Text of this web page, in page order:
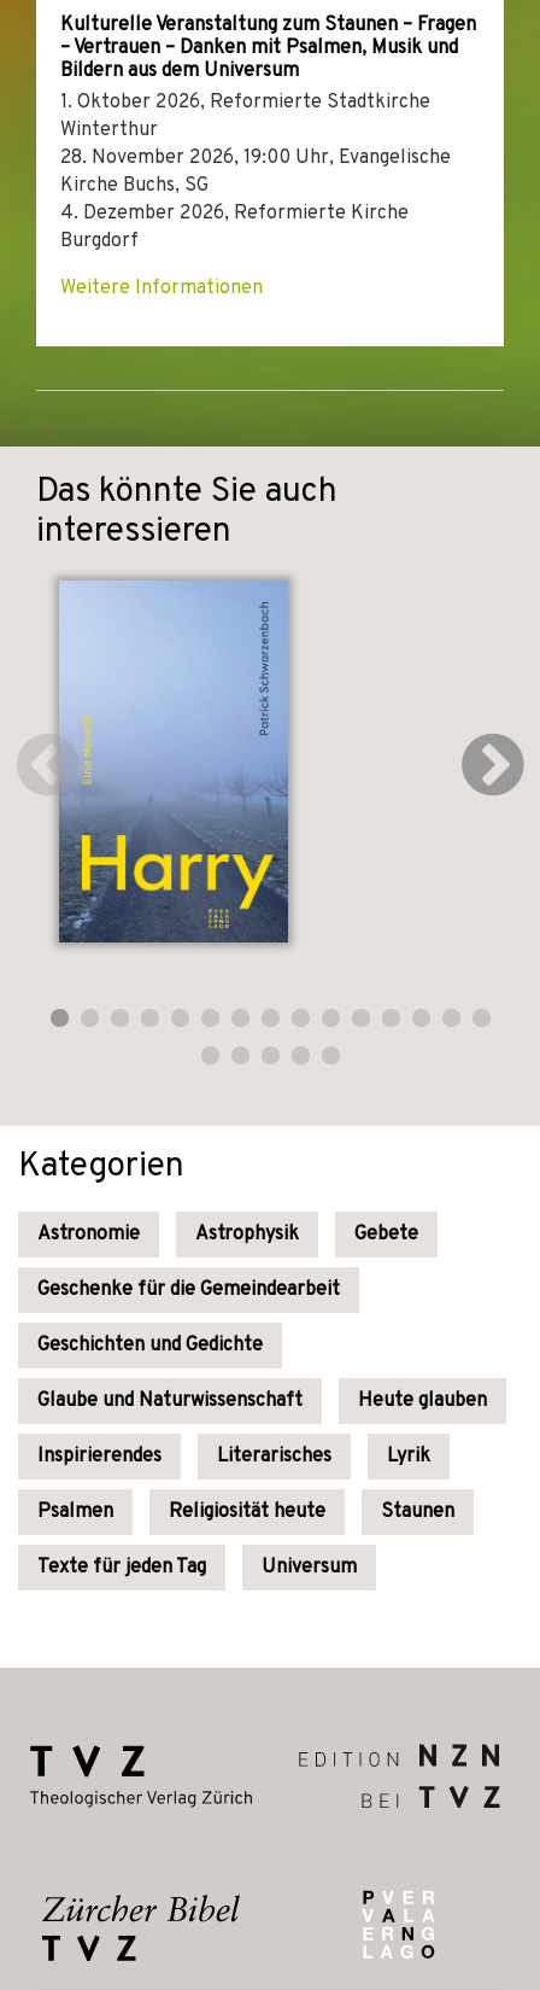
Kulturelle Veranstaltung zum Staunen – Fragen
– Vertrauen – Danken mit Psalmen, Musik und
Bildern aus dem Universum
1. Oktober 2026, Reformierte Stadtkirche
Winterthur
28. November 2026, 19:00 Uhr, Evangelische
Kirche Buchs, SG
4. Dezember 2026, Reformierte Kirche
Burgdorf
Weitere Informationen
Das könnte Sie auch
interessieren
Kategorien
Astronomie Astrophysik Gebete
Geschenke für die Gemeindearbeit
Geschichten und Gedichte
Glaube und Naturwissenschaft Heute glauben
Inspirierendes Literarisches Lyrik
Psalmen Religiosität heute Staunen
Texte für jeden Tag Universum